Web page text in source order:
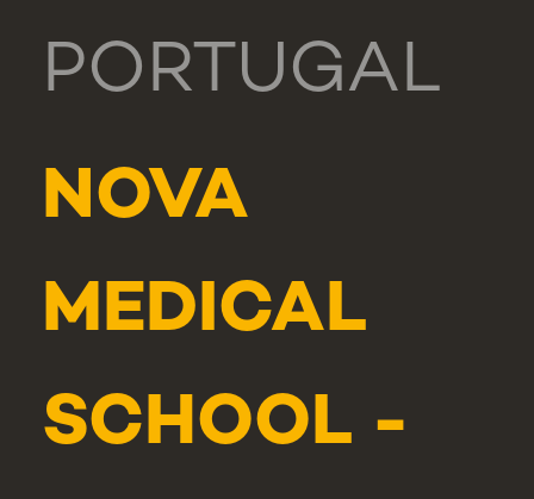
PORTUGAL
NOVA
MEDICAL
SCHOOL -